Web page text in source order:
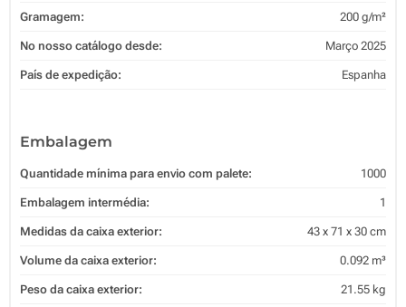
Gramagem: 200 g/m²
No nosso catálogo desde: Março 2025
País de expedição: Espanha
Embalagem
Quantidade mínima para envio com palete: 1000
Embalagem intermédia: 1
Medidas da caixa exterior: 43 x 71 x 30 cm
Volume da caixa exterior: 0.092 m³
Peso da caixa exterior: 21.55 kg